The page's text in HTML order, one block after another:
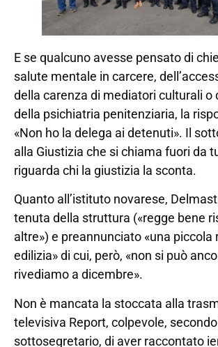
E se qualcuno avesse pensato di
salute mentale in carcere,
della carenza di mediatori culturali o
della psichiatria penitenziaria, la
«Non ho la delega ai detenuti». Il
alla Giustizia che si chiama fuori da
riguarda chi la giustizia la sconta.
Quanto all’istituto novarese,
tenuta della struttura («regge bene
altre») e preannunciato «una piccola
edilizia» di cui, però, «non si può
rivediamo a dicembre».
Non è mancata la stoccata alla
televisiva Report, colpevole,
sottosegretario, di aver raccontato